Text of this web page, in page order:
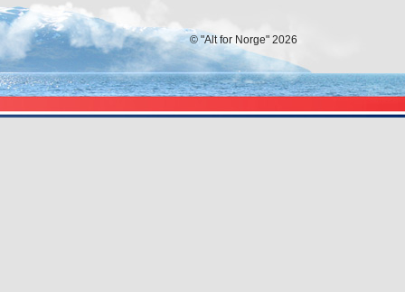
© "Alt for Norge" 2026